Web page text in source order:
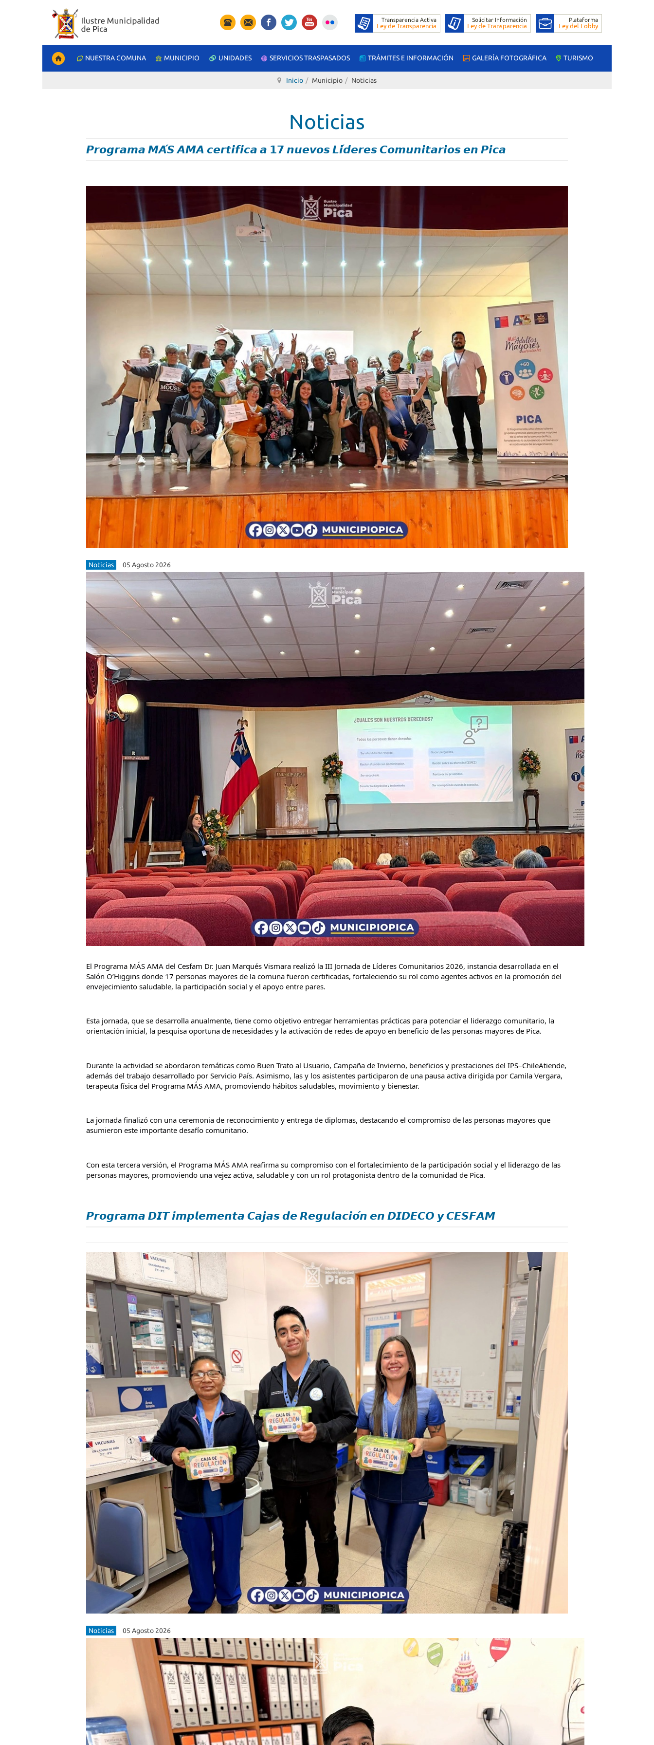
NUESTRA COMUNA MUNICIPIO UNIDADES SERVICIOS TRASPASADOS TRÁMITES E INFORMACIÓN GALERÍA FOTOGRÁFICA TURISMO
Inicio Municipio Noticias
Noticias
𝙋𝙧𝙤𝙜𝙧𝙖𝙢𝙖 𝙈𝘼́𝙎 𝘼𝙈𝘼 𝙘𝙚𝙧𝙩𝙞𝙛𝙞𝙘𝙖 𝙖 𝟭𝟳 𝙣𝙪𝙚𝙫𝙤𝙨 𝙇𝙞́𝙙𝙚𝙧𝙚𝙨 𝘾𝙤𝙢𝙪𝙣𝙞𝙩𝙖𝙧𝙞𝙤𝙨 𝙚𝙣 𝙋𝙞𝙘𝙖
Noticias 05 Agosto 2026
El Programa MÁS AMA del Cesfam Dr. Juan Marqués Vismara realizó la III Jornada de Líderes Comunitarios 2026, instancia desarrollada en el
Salón O’Higgins donde 17 personas mayores de la comuna fueron certificadas, fortaleciendo su rol como agentes activos en la promoción del
envejecimiento saludable, la participación social y el apoyo entre pares.
Esta jornada, que se desarrolla anualmente, tiene como objetivo entregar herramientas prácticas para potenciar el liderazgo comunitario, la
orientación inicial, la pesquisa oportuna de necesidades y la activación de redes de apoyo en beneficio de las personas mayores de Pica.
Durante la actividad se abordaron temáticas como Buen Trato al Usuario, Campaña de Invierno, beneficios y prestaciones del IPS–ChileAtiende,
además del trabajo desarrollado por Servicio País. Asimismo, las y los asistentes participaron de una pausa activa dirigida por Camila Vergara,
terapeuta física del Programa MÁS AMA, promoviendo hábitos saludables, movimiento y bienestar.
La jornada finalizó con una ceremonia de reconocimiento y entrega de diplomas, destacando el compromiso de las personas mayores que
asumieron este importante desafío comunitario.
Con esta tercera versión, el Programa MÁS AMA reafirma su compromiso con el fortalecimiento de la participación social y el liderazgo de las
personas mayores, promoviendo una vejez activa, saludable y con un rol protagonista dentro de la comunidad de Pica.
𝙋𝙧𝙤𝙜𝙧𝙖𝙢𝙖 𝘿𝙄𝙏 𝙞𝙢𝙥𝙡𝙚𝙢𝙚𝙣𝙩𝙖 𝘾𝙖𝙟𝙖𝙨 𝙙𝙚 𝙍𝙚𝙜𝙪𝙡𝙖𝙘𝙞𝙤́𝙣 𝙚𝙣 𝘿𝙄𝘿𝙀𝘾𝙊 𝙮 𝘾𝙀𝙎𝙁𝘼𝙈
Noticias 05 Agosto 2026